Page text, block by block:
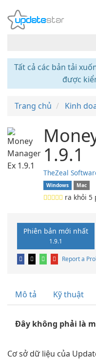
Tất cả các bản tải
được
Trang chủ Kinh
1.9.1
TheZeal
Windows
Mac
ra khỏi 5
Phiên bản mới nhất
1.9.1
Report a
Mô tả Kỹ thuật
Đây không phải là
Cơ sở dữ liệu của